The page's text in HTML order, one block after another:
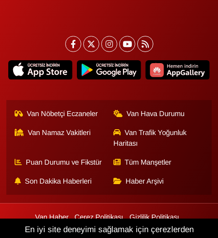
Van Nöbetçi Eczaneler Van Hava Durumu
Van Namaz Vakitleri
Van Trafik Yoğunluk
Haritası
Puan Durumu ve Fikstür Tüm Manşetler
Son Dakika Haberleri Haber Arşivi
Van Haber Çerez Politikası
Gizlilik Politikası
Üyelik Sözleşmesi
Veri Politikası Künye İletişim
En iyi site deneyimi sağlamak için çerezlerden